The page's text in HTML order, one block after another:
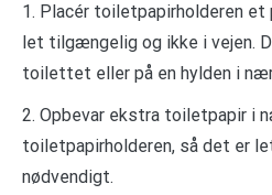
1. Placér toiletpapirholderen
let tilgængelig og ikke i vejen.
toilettet eller på en hylden i
2. Opbevar ekstra toiletpapir i
toiletpapirholderen, så det er
nødvendigt.